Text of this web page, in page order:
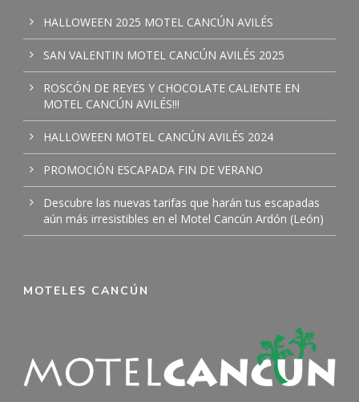
HALLOWEEN 2025 MOTEL CANCÚN AVILÉS
SAN VALENTIN MOTEL CANCÚN AVILÉS 2025
ROSCÓN DE REYES Y CHOCOLATE CALIENTE EN
MOTEL CANCÚN AVILÉS!!!
HALLOWEEN MOTEL CANCÚN AVILÉS 2024
PROMOCIÓN ESCAPADA FIN DE VERANO
Descubre las nuevas tarifas que harán tus escapadas
aún más irresistibles en el Motel Cancún Ardón (León)
MOTELES CANCÚN